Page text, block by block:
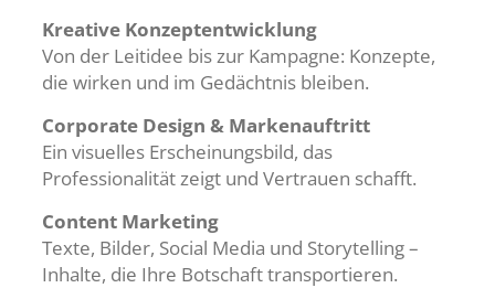
Kreative Konzeptentwicklung
Von der Leitidee bis zur Kampagne: Konzepte,
die wirken und im Gedächtnis bleiben.
Corporate Design & Markenauftritt
Ein visuelles Erscheinungsbild, das
Professionalität zeigt und Vertrauen schafft.
Content Marketing
Texte, Bilder, Social Media und Storytelling –
Inhalte, die Ihre Botschaft transportieren.